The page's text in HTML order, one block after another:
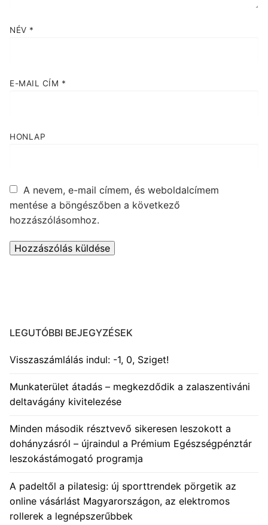
NÉV *
E-MAIL CÍM *
HONLAP
A nevem, e-mail címem, és weboldalcímem
mentése a böngészőben a következő
hozzászólásomhoz.
LEGUTÓBBI BEJEGYZÉSEK
Visszaszámlálás indul: -1, 0, Sziget!
Munkaterület átadás – megkezdődik a zalaszentiváni
deltavágány kivitelezése
Minden második résztvevő sikeresen leszokott a
dohányzásról – újraindul a Prémium Egészségpénztár
leszokástámogató programja
A padeltől a pilatesig: új sporttrendek pörgetik az
online vásárlást Magyarországon, az elektromos
rollerek a legnépszerűbbek